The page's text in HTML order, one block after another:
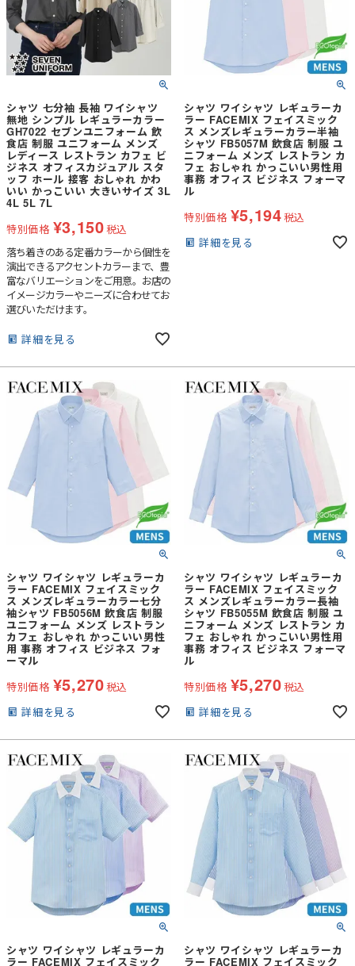
シャツ 七分袖 長袖 ワイシャツ
無地 シンプル レギュラーカラー
GH7022 セブンユニフォーム 飲
食店 制服 ユニフォーム メンズ
レディース レストラン カフェ ビ
ジネス オフィスカジュアル スタ
ッフ ホール 接客 おしゃれ かわ
いい かっこいい 大きいサイズ 3L
4L 5L 7L
特別価格 ¥3,150税込
落ち着きのある定番カラーから個性を
演出できるアクセントカラーまで、豊
富なバリエーションをご用意。お店の
イメージカラーやニーズに合わせてお
選びいただけます。
詳細を見る
シャツ ワイシャツ レギュラーカ
ラー FACEMIX フェイスミック
ス メンズレギュラーカラー半袖
シャツ FB5057M 飲食店 制服 ユ
ニフォーム メンズ レストラン カ
フェ おしゃれ かっこいい男性用
事務 オフィス ビジネス フォーマ
ル
特別価格 ¥5,194税込
詳細を見る
シャツ ワイシャツ レギュラーカ
ラー FACEMIX フェイスミック
ス メンズレギュラーカラー七分
袖シャツ FB5056M 飲食店 制服
ユニフォーム メンズ レストラン
カフェ おしゃれ かっこいい男性
用 事務 オフィス ビジネス フォ
ーマル
特別価格 ¥5,270税込
詳細を見る
シャツ ワイシャツ レギュラーカ
ラー FACEMIX フェイスミック
ス メンズレギュラーカラー長袖
シャツ FB5055M 飲食店 制服 ユ
ニフォーム メンズ レストラン カ
フェ おしゃれ かっこいい男性用
事務 オフィス ビジネス フォーマ
ル
特別価格 ¥5,270税込
詳細を見る
シャツ ワイシャツ レギュラーカ
ラー FACEMIX フェイスミック
シャツ ワイシャツ レギュラーカ
ラー FACEMIX フェイスミック